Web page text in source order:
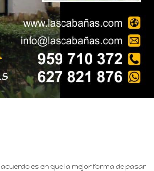
es en que la mejor forma de pasar